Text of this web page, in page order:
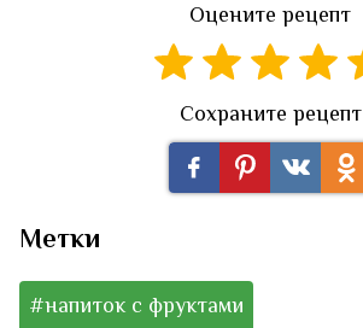
Оцените рецепт
Сохраните рецепт
Метки
#напиток с фруктами